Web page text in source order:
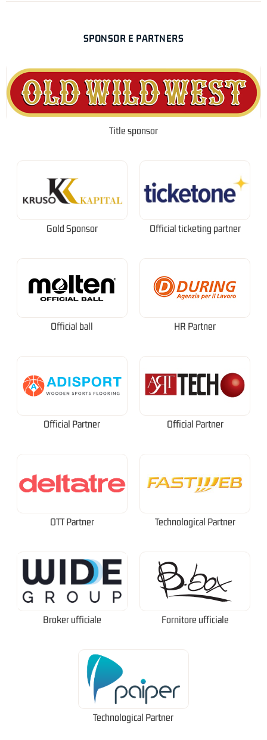
SPONSOR E PARTNERS
Title sponsor
Gold Sponsor Official ticketing partner
Official ball HR Partner
Official Partner Official Partner
OTT Partner Technological Partner
Broker ufficiale Fornitore ufficiale
Technological Partner